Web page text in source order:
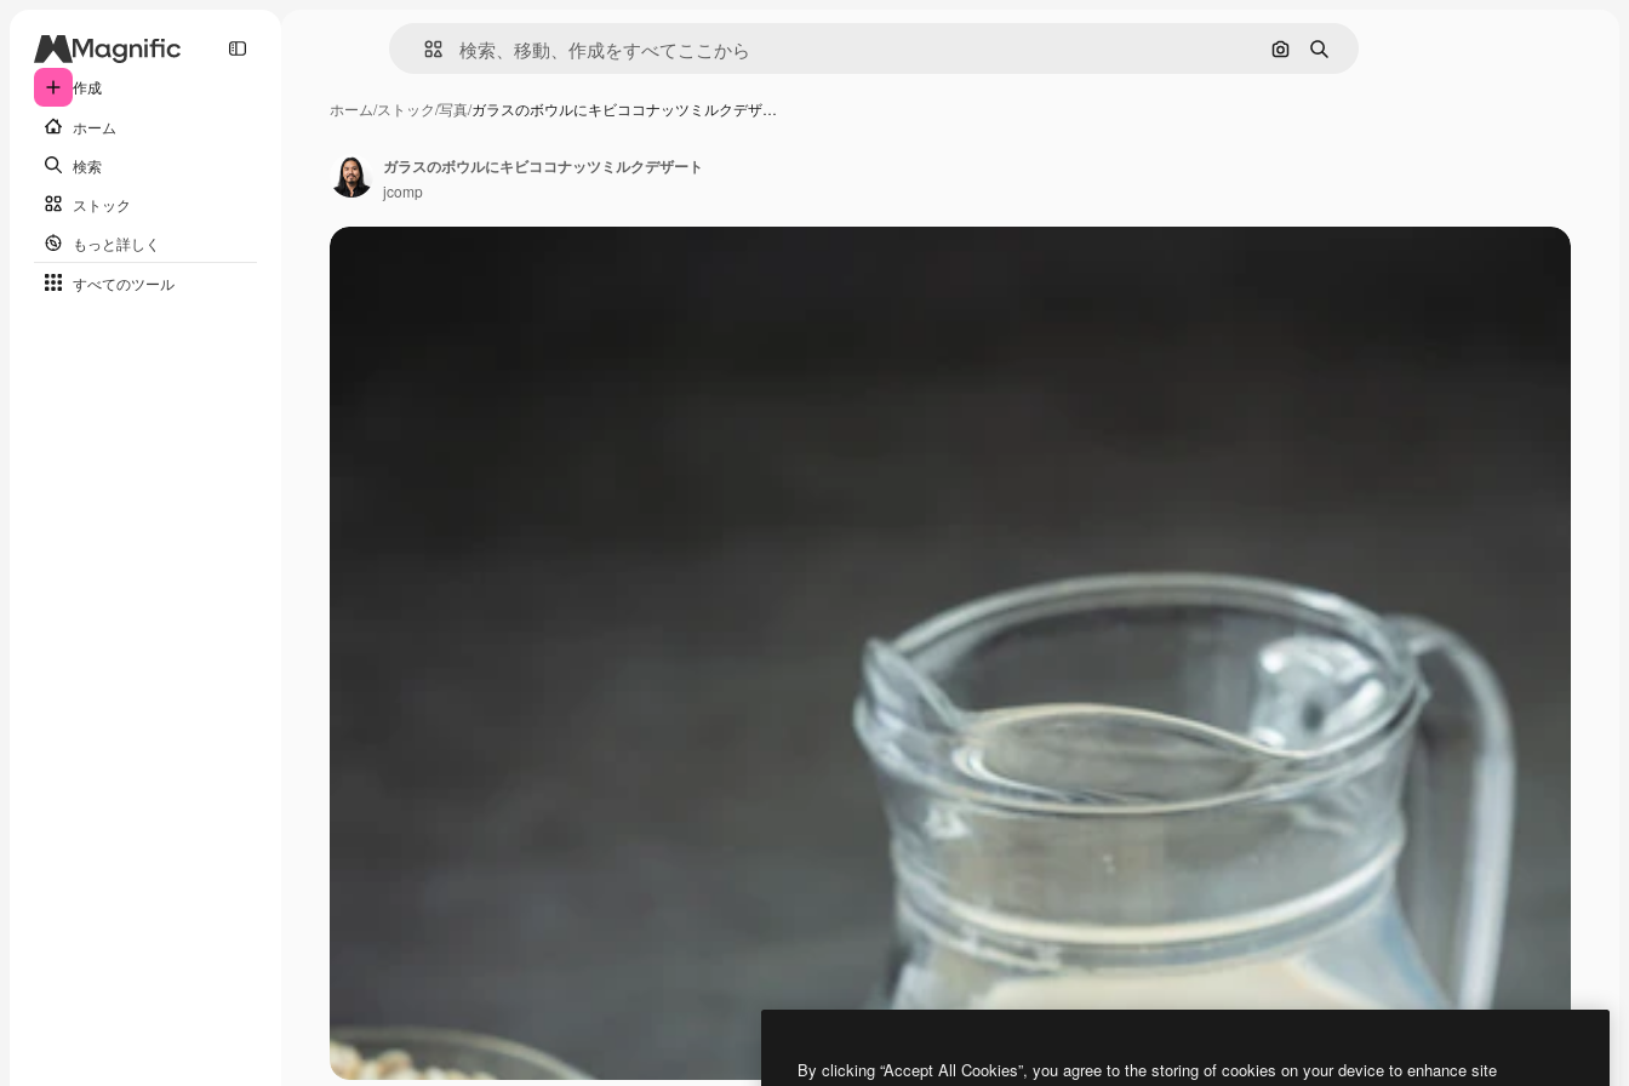
作成
ホーム
検索
ストック
もっと詳しく
すべてのツール
画像で検索
検索
ホーム/ストック/写真/ガラスのボウルにキビココナッツミルクデザ…
ガラスのボウルにキビココナッツミルクデザート
jcomp
By clicking “Accept All Cookies”, you agree to the storing of cookies on your device to enhance site